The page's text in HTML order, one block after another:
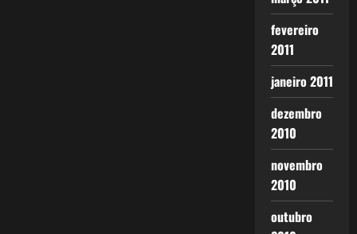
fevereiro
2011
janeiro 2011
dezembro
2010
novembro
2010
outubro